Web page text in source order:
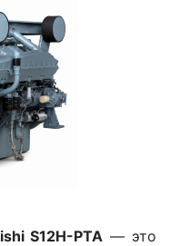
S12H-PTA — это